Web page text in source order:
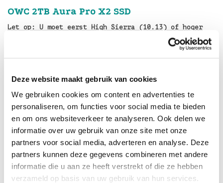
Deze website maakt gebruik van cookies
We gebruiken cookies om content en advertenties te
personaliseren, om functies voor social media te bieden
en om ons websiteverkeer te analyseren. Ook delen we
informatie over uw gebruik van onze site met onze
partners voor social media, adverteren en analyse. Deze
partners kunnen deze gegevens combineren met andere
informatie die u aan ze heeft verstrekt of die ze hebben
verzameld op basis van uw gebruik van hun services.
OWC 2TB Aura Pro X2 SSD
Let op: U moet eerst High Sierra (10.13) of hoger
geïnstalleerd hebben, alvorens u de SSD kunt
installeren van het besturingssysteem op de nieuwe
schijf.
De Aura Pro X2 SSD's zijn de nieuwste leden van de
OWC familie van High Performance SSD's. De Aura Pro
X2 zet de nieuwe gouden standaard voor met PCIe
uitgeruste Mac's. Met tot wel 2.3x betere
prestaties, meer
efficiënte Power Management voor een langere
batterijduur, legt de Aura Pro X2 de lat opnieuw